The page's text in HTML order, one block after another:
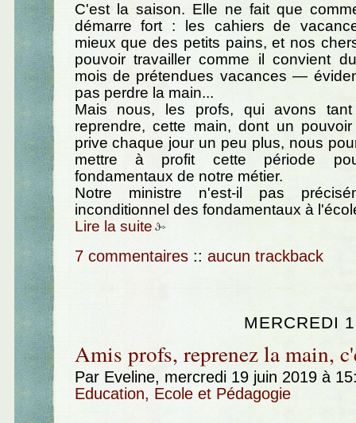
C'est la saison. Elle ne fait que
démarre fort : les cahiers de
mieux que des petits pains, et nos
pouvoir travailler comme il convient
mois de prétendues vacances —
pas perdre la main...
Mais nous, les profs, qui avons
reprendre, cette main, dont un
prive chaque jour un peu plus, nous
mettre à profit cette période
fondamentaux de notre métier.
Notre ministre n'est-il pas
inconditionnel des fondamentaux à
Lire la suite
7 commentaires :: aucun trackback
MERCREDI
Amis profs, reprenez la main,
Par Eveline, mercredi 19 juin 2019 à
Education, Ecole et Pédagogie